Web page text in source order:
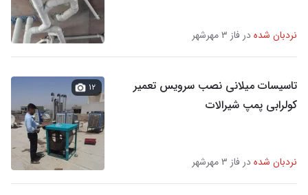
نردبان شدهدر فاز ۳ مهرشهر
تاسیسات میلانی نصب سرویس تعمیر
کولرابی پمپ شیرالات
نردبان شدهدر فاز ۳ مهرشهر
۱۲